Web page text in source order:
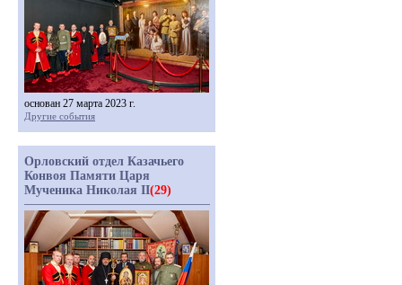
основан 27 марта 2023 г.
Другие события
Орловский отдел Казачьего
Конвоя Памяти Царя
Мученика Николая II(29)